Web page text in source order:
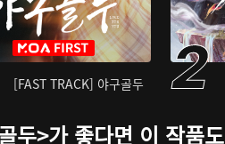
[FAST TRACK] 야구골두
두>가 좋다면 이 작품도